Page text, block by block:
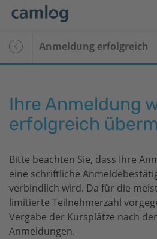
Anmeldung erfolgreich
Ihre Anmeldung
erfolgreich
Bitte beachten Sie, dass Ihre
eine schriftliche
verbindlich wird. Da für die
limitierte Teilnehmerzahl
Vergabe der Kursplätze nach
Anmeldungen.